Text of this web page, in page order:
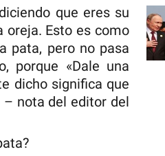
que eres su
oreja. Esto es como
pata, pero no pasa
porque «Dale una
dicho significa que
– nota del editor del